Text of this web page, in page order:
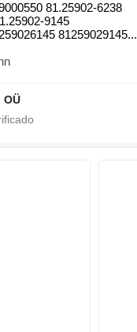
81.25902-6238
9145
81259029145...
OÜ